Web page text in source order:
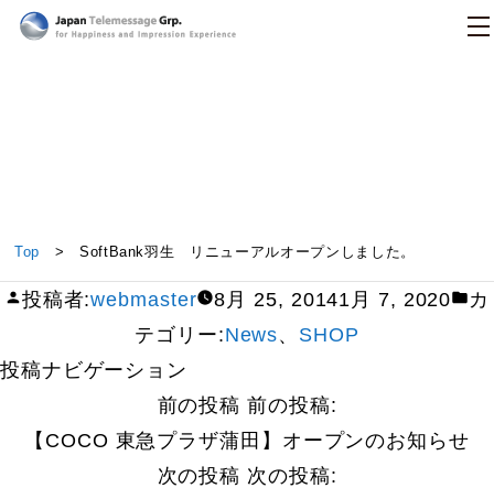
SoftBank羽生 リニューアルオープンしました。
Top > SoftBank羽生 リニューアルオープンしました。
投稿者:webmaster 8月 25, 20141月 7, 2020
カ
テゴリー:News、 SHOP
投稿ナビゲーション
前の投稿 前の投稿:
【COCO 東急プラザ蒲田】オープンのお知らせ
次の投稿 次の投稿: